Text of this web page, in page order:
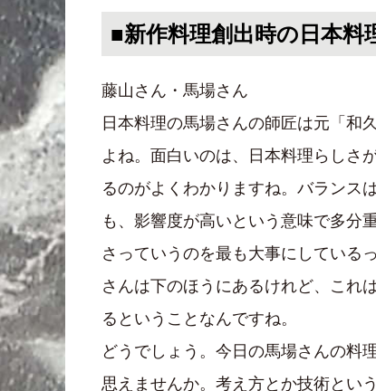
■新作料理創出時の日本料
藤山さん・馬場さん
日本料理の馬場さんの師匠は元「和
よね。面白いのは、日本料理らしさ
るのがよくわかりますね。バランス
も、影響度が高いという意味で多分
さっていうのを最も大事にしている
さんは下のほうにあるけれど、これ
るということなんですね。
どうでしょう。今日の馬場さんの料
思えませんか。考え方とか技術とい